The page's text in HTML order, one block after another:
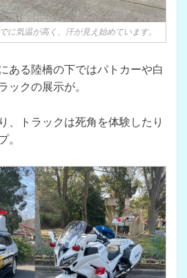
に気温が高く、汗が見え始めています。
ある陸橋の下ではパトカーや白
ックの展示が。
、トラックは死角を体験したり
。